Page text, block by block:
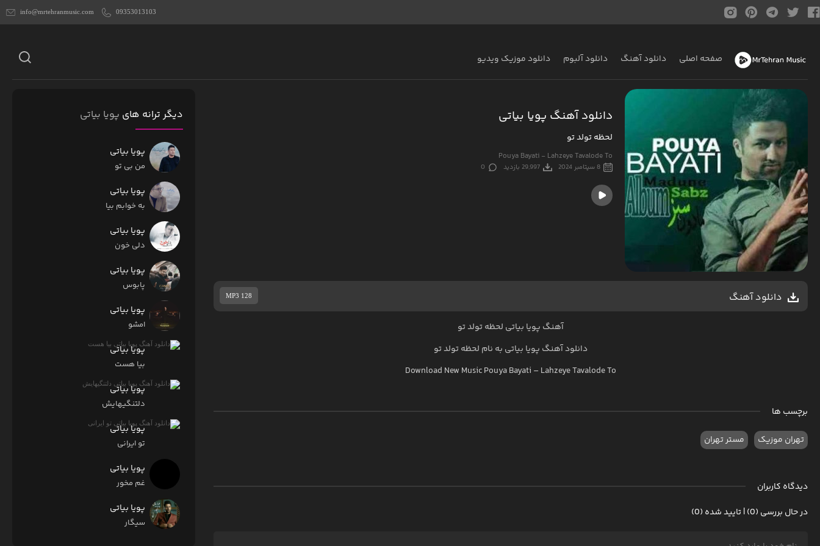
info@mrtehranmusic.com 09353013103
صفحه اصلی دانلود آهنگ دانلود آلبوم دانلود موزیک ویدیو
دانلود آهنگ پویا بیاتی
لحظه تولد تو
Pouya Bayati - Lahzeye Tavalode To
8 سپتامبر 2024 29,997 بازدید 0
دانلود آهنگ MP3 128
آهنگ پویا بیاتی لحظه تولد تو
دانلود آهنگ پویا بیاتی به نام لحظه تولد تو
Download New MusicPouya Bayati – Lahzeye Tavalode To
برچسب ها
تهران موزیک مستر تهران
دیدگاه کاربران
در حال بررسی (0) | تایید شده (0)
دیگر ترانه های پویا بیاتی
پویا بیاتی
من بی تو
پویا بیاتی
به خوابم بیا
پویا بیاتی
دلی خون
پویا بیاتی
پابوس
پویا بیاتی
امشو
پویا بیاتی
بیا هست
پویا بیاتی
دلتنگیهایش
پویا بیاتی
تو ایرانی
پویا بیاتی
غم مخور
پویا بیاتی
سیگار